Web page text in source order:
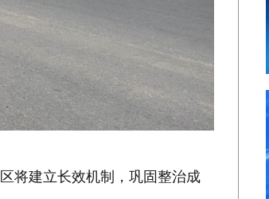
将建立长效机制，巩固整治成